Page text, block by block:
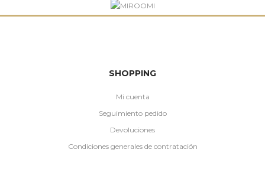
SHOPPING
Mi cuenta
Seguimiento pedido
Devoluciones
Condiciones generales de contratación